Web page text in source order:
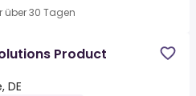
über 30 Tagen
Product
DE